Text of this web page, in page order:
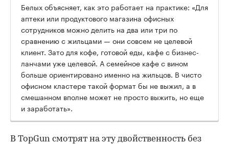
Белых объясняет, как это работает на практике: «Для
аптеки или продуктового магазина офисных
сотрудников можно делить на два или три по
сравнению с жильцами — они совсем не целевой
клиент. Зато для кофе, готовой еды, кафе с бизнес-
ланчами уже целевой. А семейное кафе с вином
больше ориентировано именно на жильцов. В чисто
офисном кластере такой формат бы не выжил, а в
смешанном вполне может не просто выжить, но еще
и заработать».
В TopGun смотрят на эту двойственность без